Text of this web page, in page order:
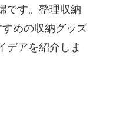
です。整理収納
めの収納グッズ
デアを紹介しま